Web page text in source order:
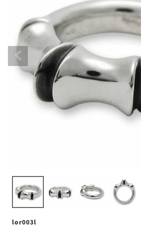
lor003l